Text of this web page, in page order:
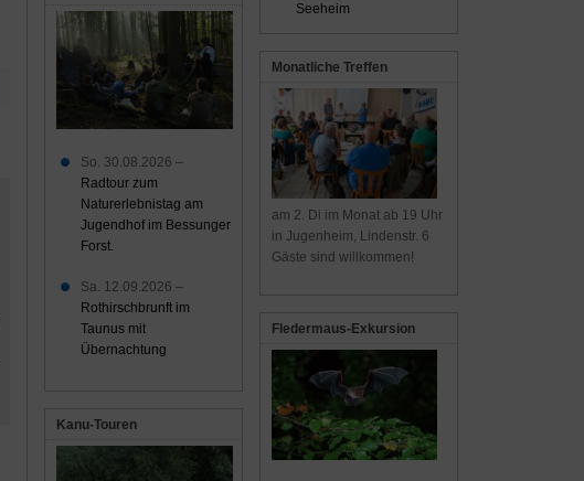
Seeheim
Monatliche Treffen
am 2. Di im Monat ab 19 Uhr
in Jugenheim, Lindenstr. 6
Gäste sind willkommen!
Fledermaus-Exkursion
So. 30.08.2026 –
Radtour zum
Naturerlebnistag am
Jugendhof im Bessunger
Forst.
Sa. 12.09.2026 –
Rothirschbrunft im
Taunus mit
Übernachtung
Kanu-Touren